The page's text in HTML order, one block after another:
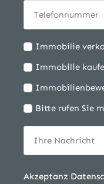
Ich
möchte:
Immobilie
Immobilie
Bitte rufen Sie
Akzeptanz